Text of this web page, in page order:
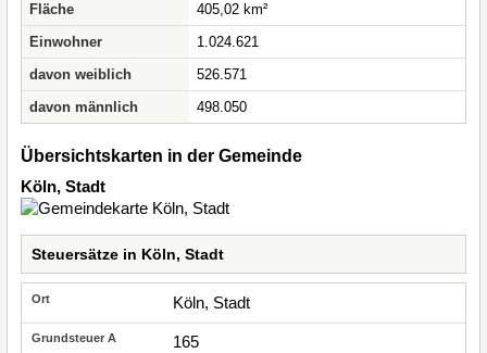
Fläche
405,02 km²
Einwohner
1.024.621
davon weiblich
526.571
davon männlich
498.050
Übersichtskarten in der Gemeinde
Köln, Stadt
Steuersätze in Köln, Stadt
Köln, Stadt
165